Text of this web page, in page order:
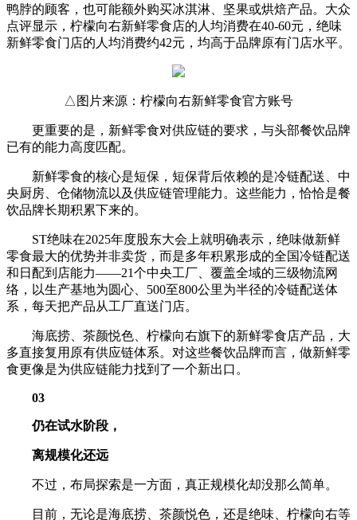
鸭脖的顾客，也可能额外购买冰淇淋、坚果或烘焙产品。大众
点评显示，柠檬向右新鲜零食店的人均消费在40-60元，绝味
新鲜零食门店的人均消费约42元，均高于品牌原有门店水平。
△图片来源：柠檬向右新鲜零食官方账号
更重要的是，新鲜零食对供应链的要求，与头部餐饮品牌
已有的能力高度匹配。
新鲜零食的核心是短保，短保背后依赖的是冷链配送、中
央厨房、仓储物流以及供应链管理能力。这些能力，恰恰是餐
饮品牌长期积累下来的。
ST绝味在2025年度股东大会上就明确表示，绝味做新鲜
零食最大的优势并非卖货，而是多年积累形成的全国冷链配送
和日配到店能力——21个中央工厂、覆盖全域的三级物流网
络，以生产基地为圆心、500至800公里为半径的冷链配送体
系，每天把产品从工厂直送门店。
海底捞、茶颜悦色、柠檬向右旗下的新鲜零食店产品，大
多直接复用原有供应链体系。对这些餐饮品牌而言，做新鲜零
食更像是为供应链能力找到了一个新出口。
03
仍在试水阶段，
离规模化还远
不过，布局探索是一方面，真正规模化却没那么简单。
目前，无论是海底捞、茶颜悦色，还是绝味、柠檬向右等